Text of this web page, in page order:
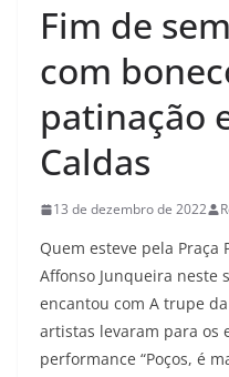
Fim de
com
patinação
Caldas
13 de dezembro de 2022
Quem esteve pela Praça
Affonso Junqueira neste
encantou com A trupe
artistas levaram para os
performance “Poços, é